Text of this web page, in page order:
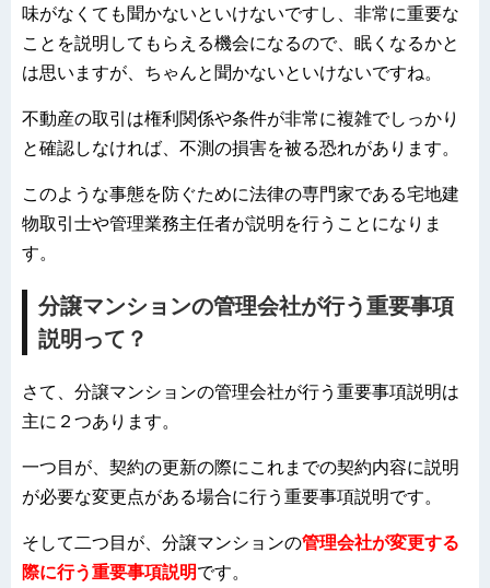
味がなくても聞かないといけないですし、非常に重要な
ことを説明してもらえる機会になるので、眠くなるかと
は思いますが、ちゃんと聞かないといけないですね。
不動産の取引は権利関係や条件が非常に複雑でしっかり
と確認しなければ、不測の損害を被る恐れがあります。
このような事態を防ぐために法律の専門家である宅地建
物取引士や管理業務主任者が説明を行うことになりま
す。
分譲マンションの管理会社が行う重要事項
説明って？
さて、分譲マンションの管理会社が行う重要事項説明は
主に２つあります。
一つ目が、契約の更新の際にこれまでの契約内容に説明
が必要な変更点がある場合に行う重要事項説明です。
そして二つ目が、分譲マンションの管理会社が変更する
際に行う重要事項説明です。